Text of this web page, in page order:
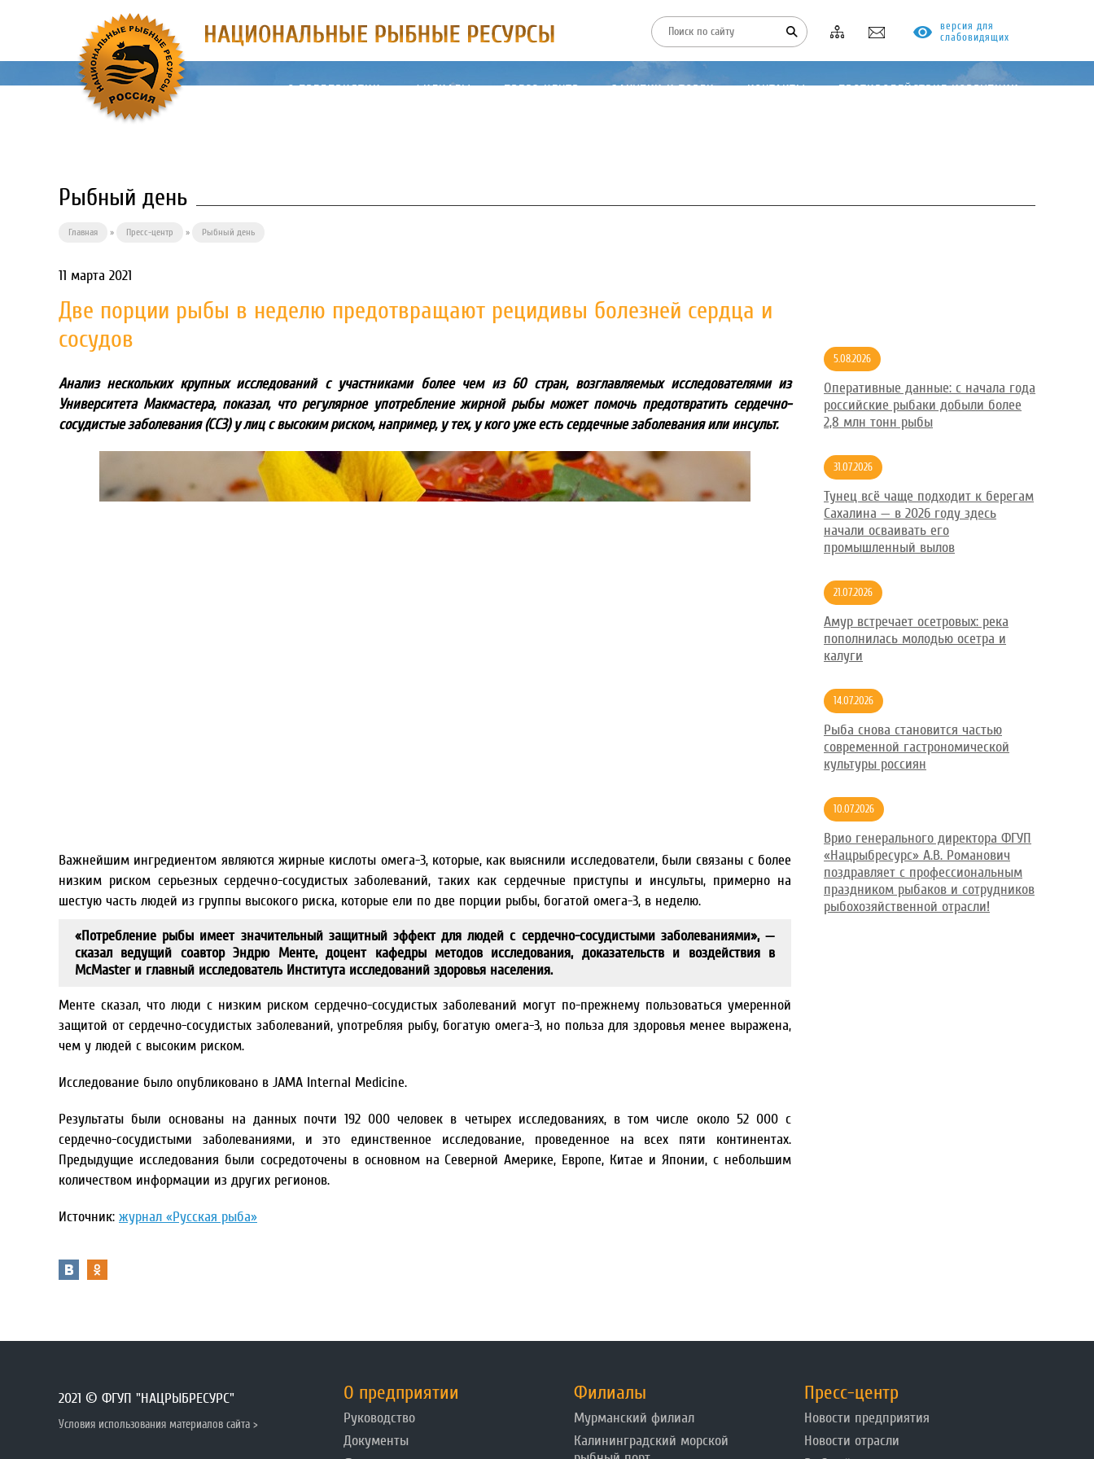
версия для
слабовидящих
О ПРЕДПРИЯТИИ ФИЛИАЛЫ ПРЕСС-ЦЕНТР ЗАКУПКИ И ТОРГИ КОНТАКТЫ ПРОТИВОДЕЙСТВИЕ КОРРУПЦИИ
Рыбный день
Главная » Пресс-центр » Рыбный день
11 марта 2021
Две порции рыбы в неделю предотвращают рецидивы болезней сердца и
сосудов
Анализ нескольких крупных исследований с участниками более чем из 60 стран, возглавляемых исследователями из
Университета Макмастера, показал, что регулярное употребление жирной рыбы может помочь предотвратить сердечно-
сосудистые заболевания (ССЗ) у лиц с высоким риском, например, у тех, у кого уже есть сердечные заболевания или инсульт.
Важнейшим ингредиентом являются жирные кислоты омега-3, которые, как выяснили исследователи, были связаны с более
низким риском серьезных сердечно-сосудистых заболеваний, таких как сердечные приступы и инсульты, примерно на
шестую часть людей из группы высокого риска, которые ели по две порции рыбы, богатой омега-3, в неделю.
«Потребление рыбы имеет значительный защитный эффект для людей с сердечно-сосудистыми заболеваниями», —
сказал ведущий соавтор Эндрю Менте, доцент кафедры методов исследования, доказательств и воздействия в
McMaster и главный исследователь Института исследований здоровья населения.
Менте сказал, что люди с низким риском сердечно-сосудистых заболеваний могут по-прежнему пользоваться умеренной
защитой от сердечно-сосудистых заболеваний, употребляя рыбу, богатую омега-3, но польза для здоровья менее выражена,
чем у людей с высоким риском.
Исследование было опубликовано в JAMA Internal Medicine.
Результаты были основаны на данных почти 192 000 человек в четырех исследованиях, в том числе около 52 000 с
сердечно-сосудистыми заболеваниями, и это единственное исследование, проведенное на всех пяти континентах.
Предыдущие исследования были сосредоточены в основном на Северной Америке, Европе, Китае и Японии, с небольшим
количеством информации из других регионов.
Источник: журнал «Русская рыба»
5.08.2026
Оперативные данные: с начала года
российские рыбаки добыли более
2,8 млн тонн рыбы
31.07.2026
Тунец всё чаще подходит к берегам
Сахалина — в 2026 году здесь
начали осваивать его
промышленный вылов
21.07.2026
Амур встречает осетровых: река
пополнилась молодью осетра и
калуги
14.07.2026
Рыба снова становится частью
современной гастрономической
культуры россиян
10.07.2026
Врио генерального директора ФГУП
«Нацрыбресурс» А.В. Романович
поздравляет с профессиональным
праздником рыбаков и сотрудников
рыбохозяйственной отрасли!
2021 © ФГУП "НАЦРЫБРЕСУРС"
Условия использования материалов сайта >
О предприятии
Руководство
Документы
Филиалы
Мурманский филиал
Калининградский морской
Пресс-центр
Новости предприятия
Новости отрасли